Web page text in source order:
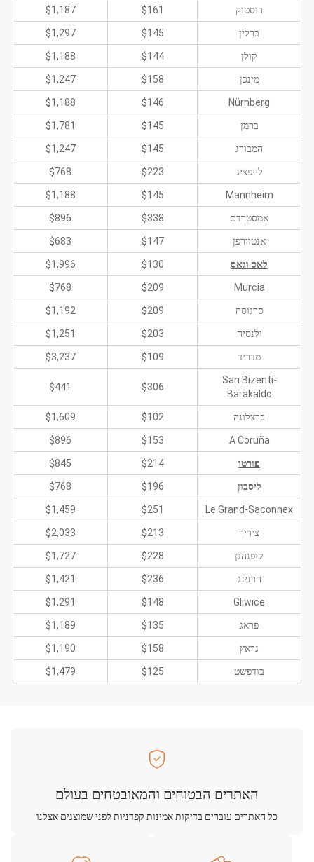
רוסטוק $161
$1,187
ברלין $145
$1,297
קולן $144
$1,188
מינכן $158
$1,247
Nürnberg
$146
$1,188
ברמן $145
$1,781
המבורג $145
$1,247
לייפציג $223
$768
Mannheim
$145
$1,188
אמסטרדם $338
$896
אנטוורפן $147
$683
לאס וגאס $130
$1,996
Murcia
$209
$768
סרגוסה $209
$1,192
ולנסיה $203
$1,251
מדריד $109
$3,237
San Bizenti-
Barakaldo
$306
$441
ברצלונה $102
$1,609
A Coruña
$153
$896
פורטו $214
$845
ליסבון $196
$768
Le Grand-Saconnex
$251
$1,459
ציריך $213
$2,033
קופנהגן $228
$1,727
הרנינג $236
$1,421
Gliwice
$148
$1,291
פראג $135
$1,189
גראץ $158
$1,190
בודפשט $125
$1,479
האתרים הבטוחים והמאובטחים בעולם
כל האתרים עוברים בדיקות אמינות קפדניות לפני שמוצגים אצלנו